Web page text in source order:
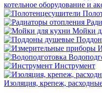
котельное оборудование и
Мойки
Инструмент
Изоляция, крепеж,